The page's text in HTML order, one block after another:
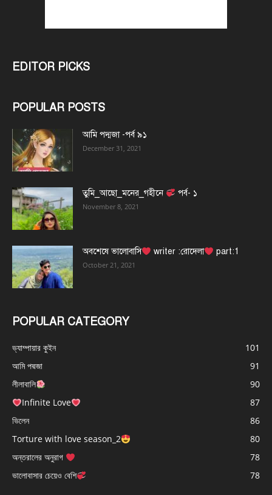
EDITOR PICKS
POPULAR POSTS
আমি পদ্মজা -পর্ব ৯১
December 31, 2021
তুমি_আছো_মনের_গহীনে পর্ব- ১
November 8, 2021
অবশেষে ভালোবাসি writer :রোদেলা part:1
October 21, 2021
POPULAR CATEGORY
ভ্যাম্পায়ার কুইন
101
আমি পদ্মজা
91
লীলাবালি
90
Infinite Love
87
ভিলেন
86
Torture with love season_2
80
অন্তরালের অনুরাগ
78
ভালোবাসার চেয়েও বেশি
78